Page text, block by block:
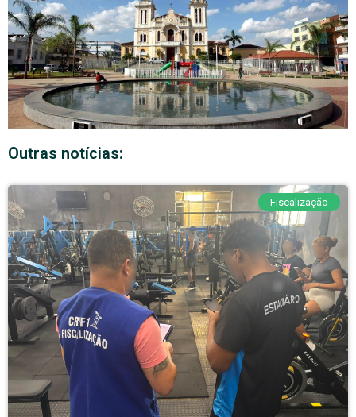
Outras notícias:
Fiscalização